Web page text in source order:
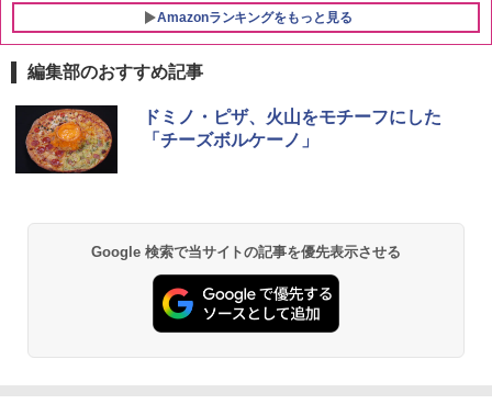
Amazonランキングをもっと見る
1
チキンラーメン どんぶり 85g×12個 日清
食品 インスタント カップ麺
カップヌードル カップヌードルPRO シ
ーフードヌードル 高たんぱく&低糖質 さ
らに塩分控えめ 78g×12個
￥2,885
1
[山善] スチームオーブンレンジ 25L 一人
暮らし 二人暮らし フラットテーブル ス
チーム調理 自動メニュー19種搭載 角皿
シャープ 過熱水蒸気 オーブンレンジ 23
L 1段調理 ブラック RE-WF232-B シンプ
ル操作 コンパクト 一人暮らし 二人暮ら
編集部のおすすめ記事
ドミノ・ピザ、火山をモチーフにした
「チーズボルケーノ」
Google 検索で当サイトの記事を優先表示させる